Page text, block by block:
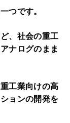
つです。
、社会の重工
ナログのまま
工業向けの高
ョンの開発を